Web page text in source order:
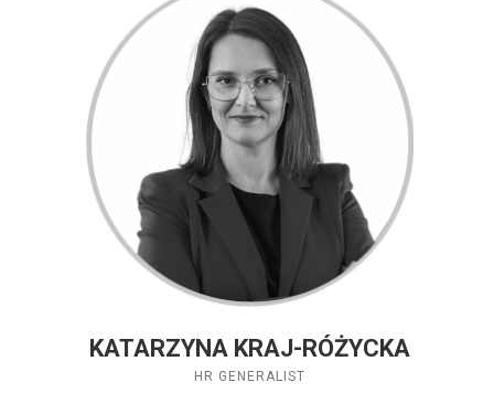
KATARZYNA KRAJ-RÓŻYCKA
HR GENERALIST